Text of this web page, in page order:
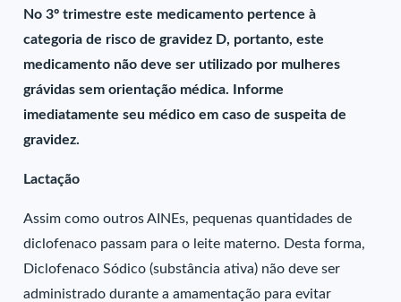
No 3º trimestre este medicamento pertence à
categoria de risco de gravidez D, portanto, este
medicamento não deve ser utilizado por mulheres
grávidas sem orientação médica. Informe
imediatamente seu médico em caso de suspeita de
gravidez.
Lactação
Assim como outros AINEs, pequenas quantidades de
diclofenaco passam para o leite materno. Desta forma,
Diclofenaco Sódico (substância ativa) não deve ser
administrado durante a amamentação para evitar